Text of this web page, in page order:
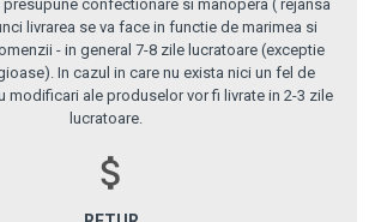
presupune confectionare si manopera ( rejansa
livrarea se va face in functie de marimea si
- in general 7-8 zile lucratoare (exceptie
In cazul in care nu exista nici un fel de
modificari ale produselor vor fi livrate in 2-3 zile
lucratoare.